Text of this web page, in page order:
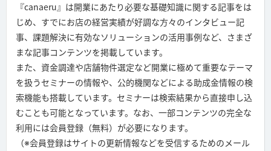
『canaeru』は開業にあたり必要な基礎知識に関する記事をは
じめ、すでにお店の経営実績が好調な方々のインタビュー記
事、課題解決に有効なソリューションの活用事例など、さまざ
まな記事コンテンツを掲載しています。
また、資金調達や店舗物件選定など開業に極めて重要なテーマ
を扱うセミナーの情報や、公的機関などによる助成金情報の検
索機能も搭載しています。セミナーは検索結果から直接申し込
むことも可能となっています。なお、一部コンテンツの完全な
利用には会員登録（無料）が必要になります。
（※会員登録はサイトの更新情報などを受信するためのメール